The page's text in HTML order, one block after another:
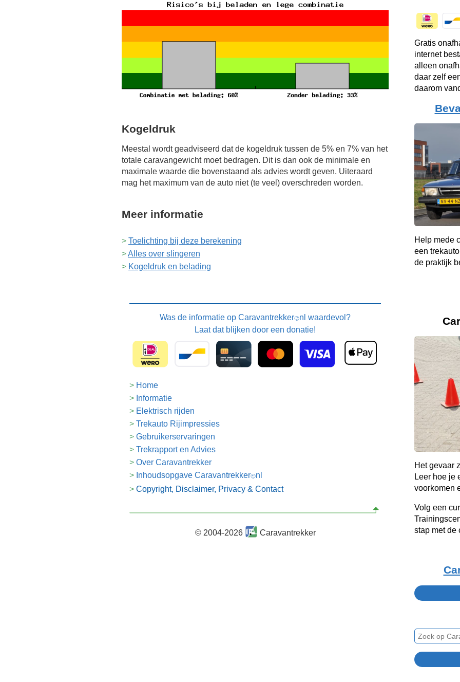
Kogeldruk
Meestal wordt geadviseerd dat de kogeldruk tussen de 5% en 7% van het
totale caravangewicht moet bedragen. Dit is dan ook de minimale en
maximale waarde die bovenstaand als advies wordt geven. Uiteraard
mag het maximum van de auto niet (te veel) overschreden worden.
Meer informatie
Toelichting bij deze berekening
Alles over slingeren
Kogeldruk en belading
Gratis
internet
alleen
daar zelf
daarom
Help mede
een
de praktijk
Het gevaar
Leer hoe je
voorkomen
Volg een
stap met de
Was de informatie op Caravantrekker🙂nl waardevol?
Laat dat blijken door een donatie!
Home
Informatie
Elektrisch rijden
Trekauto Rijimpressies
Gebruikerservaringen
Trekrapport en Advies
Over Caravantrekker
Inhoudsopgave Caravantrekker🙂nl
Copyright, Disclaimer, Privacy & Contact
© 2004-2026 Caravantrekker